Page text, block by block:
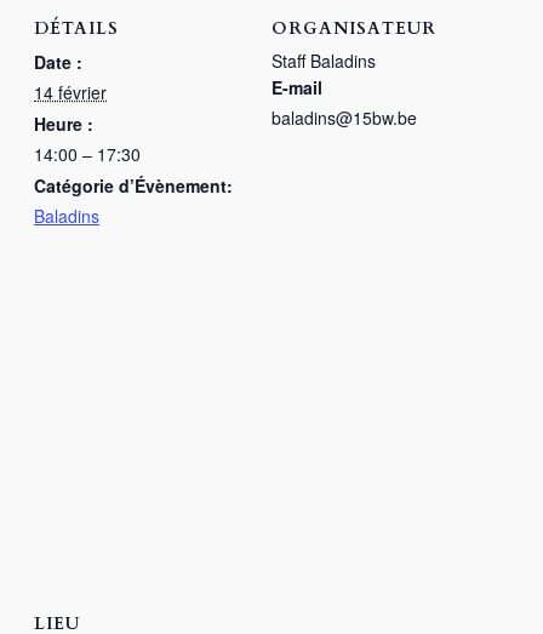
DÉTAILS
Date :
14 février
Heure :
14:00 – 17:30
Catégorie d’Évènement:
Baladins
ORGANISATEUR
Staff Baladins
E-mail
baladins@15bw.be
LIEU